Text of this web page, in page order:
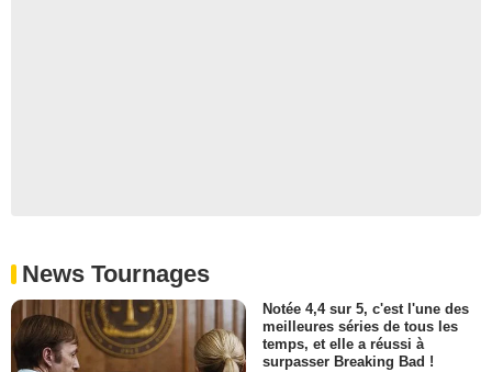
News Tournages
Notée 4,4 sur 5, c'est l'une des
meilleures séries de tous les
temps, et elle a réussi à
surpasser Breaking Bad !